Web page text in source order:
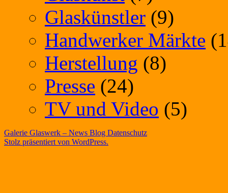
Glaskünstler (9)
Handwerker Märkte
Herstellung (8)
Presse (24)
TV und Video (5)
Galerie Glaswerk – News Blog Datenschutz
Stolz präsentiert von WordPress.